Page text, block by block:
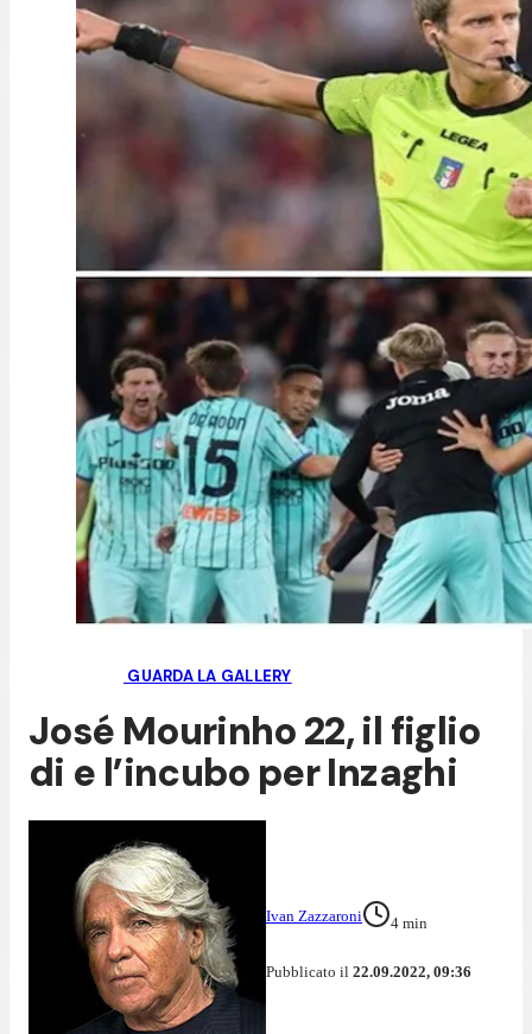
GUARDA LA GALLERY
José Mourinho 22, il figlio
di e l’incubo per Inzaghi
Ivan Zazzaroni 4 min
Pubblicato il 22.09.2022, 09:36